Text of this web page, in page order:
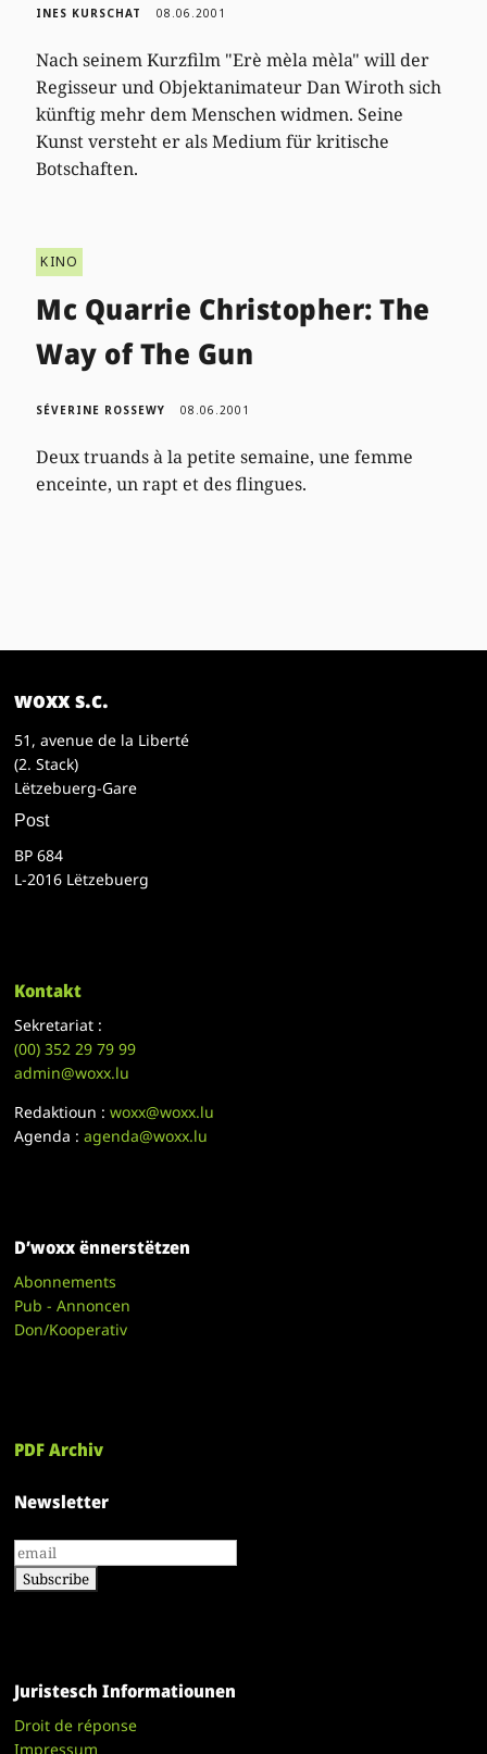
INES KURSCHAT 08.06.2001
Nach seinem Kurzfilm "Erè mèla mèla" will der
Regisseur und Objektanimateur Dan Wiroth sich
künftig mehr dem Menschen widmen. Seine
Kunst versteht er als Medium für kritische
Botschaften.
KINO
Mc Quarrie Christopher: The
Way of The Gun
SÉVERINE ROSSEWY 08.06.2001
Deux truands à la petite semaine, une femme
enceinte, un rapt et des flingues.
woxx s.c.
51, avenue de la Liberté
(2. Stack)
Lëtzebuerg-Gare
Post
BP 684
L-2016 Lëtzebuerg
Kontakt
Sekretariat :
(00)352 29 79 99
admin@woxx.lu
Redaktioun :woxx@woxx.lu
Agenda :agenda@woxx.lu
D’woxx ënnerstëtzen
Abonnements
Pub - Annoncen
Don/Kooperativ
PDF Archiv
Newsletter
Juristesch Informatiounen
Droit de réponse
Impressum